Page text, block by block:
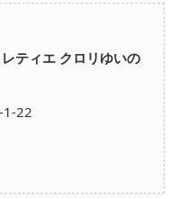
ティエ クロリゆいの
1-22